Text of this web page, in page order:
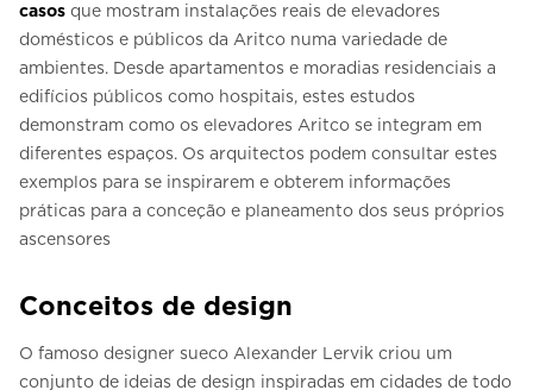
casos que mostram instalações reais de elevadores
domésticos e públicos da Aritco numa variedade de
ambientes. Desde apartamentos e moradias residenciais a
edifícios públicos como hospitais, estes estudos
demonstram como os elevadores Aritco se integram em
diferentes espaços. Os arquitectos podem consultar estes
exemplos para se inspirarem e obterem informações
práticas para a conceção e planeamento dos seus próprios
ascensores
Conceitos de design
O famoso designer sueco Alexander Lervik criou um
conjunto de ideias de design inspiradas em cidades de todo